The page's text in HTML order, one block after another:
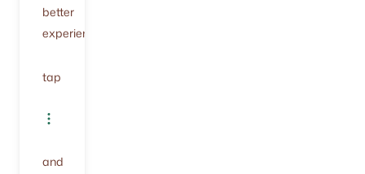
better
experience.
tap
and